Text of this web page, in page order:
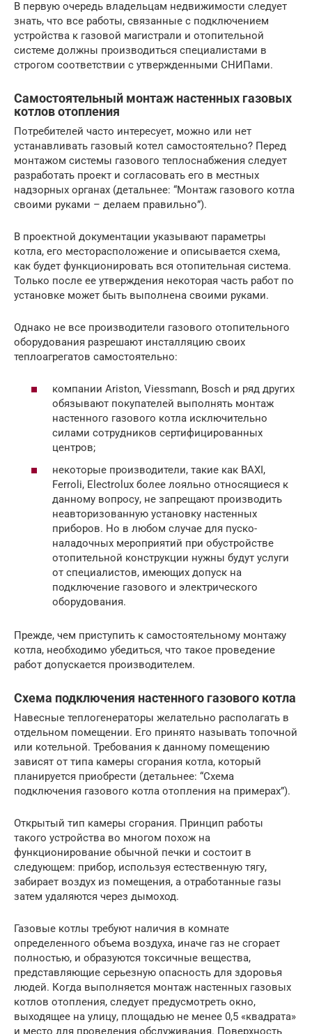
В первую очередь владельцам недвижимости следует
знать, что все работы, связанные с подключением
устройства к газовой магистрали и отопительной
системе должны производиться специалистами в
строгом соответствии с утвержденными СНИПами.
Самостоятельный монтаж настенных газовых
котлов отопления
Потребителей часто интересует, можно или нет
устанавливать газовый котел самостоятельно? Перед
монтажом системы газового теплоснабжения следует
разработать проект и согласовать его в местных
надзорных органах (детальнее: “Монтаж газового котла
своими руками – делаем правильно”).
В проектной документации указывают параметры
котла, его месторасположение и описывается схема,
как будет функционировать вся отопительная система.
Только после ее утверждения некоторая часть работ по
установке может быть выполнена своими руками.
Однако не все производители газового отопительного
оборудования разрешают инсталляцию своих
теплоагрегатов самостоятельно:
компании Ariston, Viessmann, Bosch и ряд других
обязывают покупателей выполнять монтаж
настенного газового котла исключительно
силами сотрудников сертифицированных
центров;
некоторые производители, такие как BAXI,
Ferroli, Electrolux более лояльно относящиеся к
данному вопросу, не запрещают производить
неавторизованную установку настенных
приборов. Но в любом случае для пуско-
наладочных мероприятий при обустройстве
отопительной конструкции нужны будут услуги
от специалистов, имеющих допуск на
подключение газового и электрического
оборудования.
Прежде, чем приступить к самостоятельному монтажу
котла, необходимо убедиться, что такое проведение
работ допускается производителем.
Схема подключения настенного газового котла
Навесные теплогенераторы желательно располагать в
отдельном помещении. Его принято называть топочной
или котельной. Требования к данному помещению
зависят от типа камеры сгорания котла, который
планируется приобрести (детальнее: “Схема
подключения газового котла отопления на примерах”).
Открытый тип камеры сгорания. Принцип работы
такого устройства во многом похож на
функционирование обычной печки и состоит в
следующем: прибор, используя естественную тягу,
забирает воздух из помещения, а отработанные газы
затем удаляются через дымоход.
Газовые котлы требуют наличия в комнате
определенного объема воздуха, иначе газ не сгорает
полностью, и образуются токсичные вещества,
представляющие серьезную опасность для здоровья
людей. Когда выполняется монтаж настенных газовых
котлов отопления, следует предусмотреть окно,
выходящее на улицу, площадью не менее 0,5 «квадрата»
и место для проведения обслуживания. Поверхность